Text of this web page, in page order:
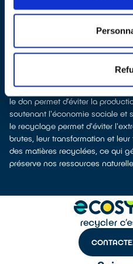
À Villecresnes, les points de
nous remettent ensuite les
procédions à leur dépollution et
Recycler, c’est économiser les
La production d’appareils
pollution et consommatrice de
le don permet d’éviter la
soutenant l'économie sociale et
le recyclage permet d'éviter
brutes, leur transformation et
des matières recyclées, ce qui
préserve nos ressources